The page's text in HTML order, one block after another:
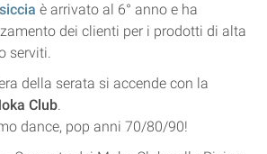
è arrivato al 6° anno e ha
dei clienti per i prodotti di alta
serviti.
della serata si accende con la
Club.
dance, pop anni 70/80/90!